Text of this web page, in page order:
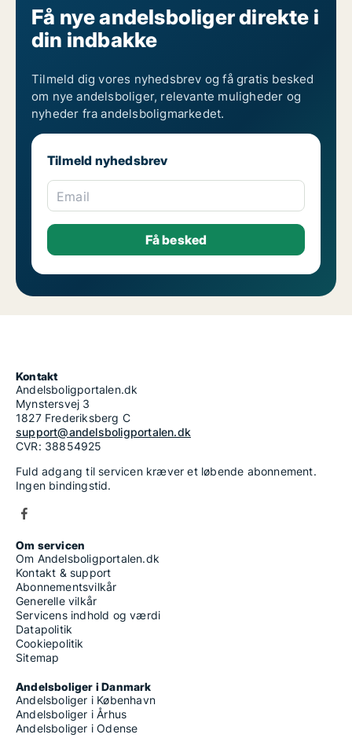
Få nye andelsboliger direkte i
din indbakke
Tilmeld dig vores nyhedsbrev og få gratis besked
om nye andelsboliger, relevante muligheder og
nyheder fra andelsboligmarkedet.
Tilmeld nyhedsbrev
Email
Kontakt
Andelsboligportalen.dk
Mynstersvej 3
1827 Frederiksberg C
support@andelsboligportalen.dk
CVR: 38854925
Fuld adgang til servicen kræver et løbende abonnement.
Ingen bindingstid.
Om servicen
Om Andelsboligportalen.dk
Kontakt & support
Abonnementsvilkår
Generelle vilkår
Servicens indhold og værdi
Datapolitik
Cookiepolitik
Sitemap
Andelsboliger i Danmark
Andelsboliger i København
Andelsboliger i Århus
Andelsboliger i Odense